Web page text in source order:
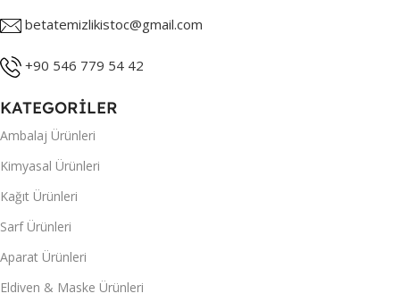
betatemizlikistoc@gmail.com
+90 546 779 54 42
KATEGORİLER
Ambalaj Ürünleri
Kimyasal Ürünleri
Kağıt Ürünleri
Sarf Ürünleri
Aparat Ürünleri
Eldiven & Maske Ürünleri